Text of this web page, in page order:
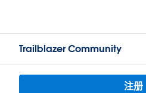
Trailblazer Community
注册